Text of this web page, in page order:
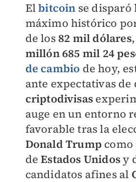
Elbitcoin se disparó
máximo histórico
de los 82 mil dólares
millón685 mil 24
de cambio de hoy,
ante expectativas de
criptodivisas
auge en un entorno
favorable tras la
Donald Trump
deEstados Unidosy
candidatos afines al